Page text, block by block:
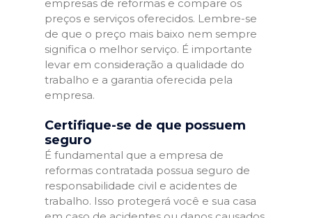
empresas de reformas e compare os
preços e serviços oferecidos. Lembre-se
de que o preço mais baixo nem sempre
significa o melhor serviço. É importante
levar em consideração a qualidade do
trabalho e a garantia oferecida pela
empresa.
Certifique-se de que possuem
seguro
É fundamental que a empresa de
reformas contratada possua seguro de
responsabilidade civil e acidentes de
trabalho. Isso protegerá você e sua casa